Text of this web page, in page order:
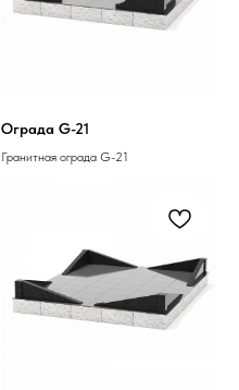
Ограда G-21
Гранитная ограда G-21